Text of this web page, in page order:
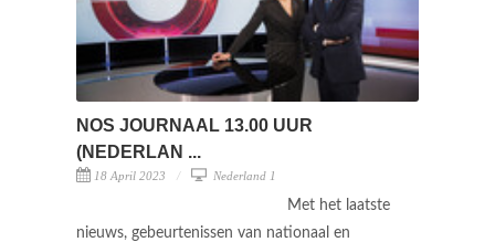
NOS JOURNAAL 13.00 UUR
(NEDERLAN ...
18 April 2023 Nederland 1
Met het laatste
nieuws, gebeurtenissen van nationaal en